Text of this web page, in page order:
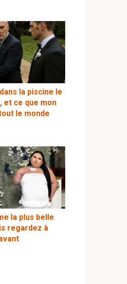
la piscine le
et ce que mon
le monde
la plus belle
regardez à